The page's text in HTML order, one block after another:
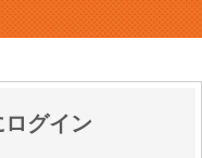
ログイン